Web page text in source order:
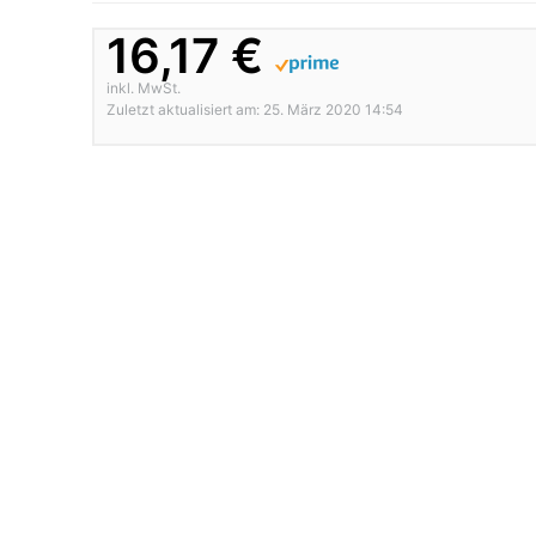
16,17 €
inkl. MwSt.
Zuletzt aktualisiert am: 25. März 2020 14:54